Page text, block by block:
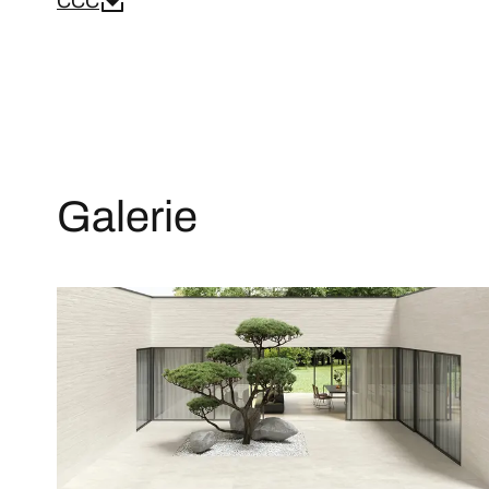
Galerie